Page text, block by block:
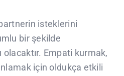
isteklerini
bir şekilde
olacaktır. Empati kurmak,
için oldukça etkili